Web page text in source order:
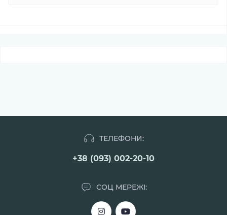
ТЕЛЕФОНИ:
+38 (093) 002-20-10
СОЦ МЕРЕЖІ: